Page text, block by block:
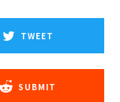
TWEET
SUBMIT